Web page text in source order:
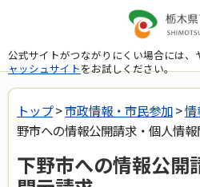
公式サイトがつながりにくい場合には
ャッシュサイトをお試しください。
トップ>市政情報・市民参加>情
野市への情報公開請求・個人情
下野市への情報公開